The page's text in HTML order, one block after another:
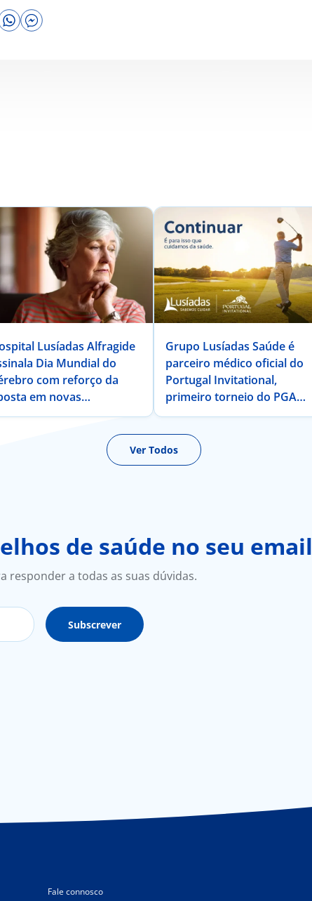
Lusíadas Alfragide
Dia Mundial do
com reforço da
em novas
para a Doença
Grupo Lusíadas Saúde é
parceiro médico oficial do
Portugal Invitational,
primeiro torneio do PGA
TOUR Champions em
Portugal
Ver Todos
de saúde no seu email
responder a todas as suas dúvidas.
Fale connosco